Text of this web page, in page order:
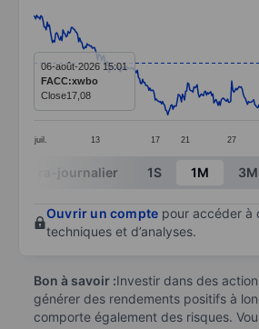
Line chart with 301 data points.
The chart has 1 X axis
The chart has 1 Y axis
juil. 13 17 21 27
06-août-2026 15:01
FACC:xwbo
Close17,08
End of interactive chart.
Intra-journalier 1S 1M 3M
Ouvrir un compte pour accéder à
techniques et d’analyses.
Bon à savoir :Investir dans des
générer des rendements positifs à
comporte également des risques.